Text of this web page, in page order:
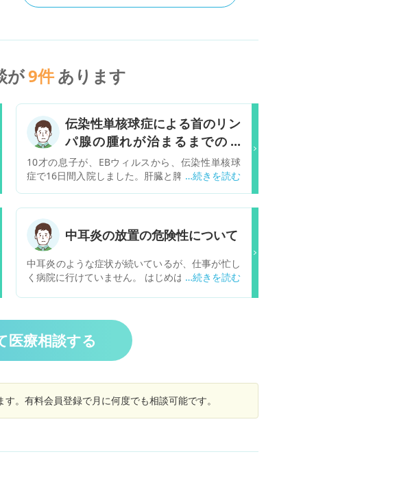
が9件あります
伝染性単核球症による首のリン
パ腺の腫れが治まるまでの時
間。
10才の息子が、EBウィルスから、伝染性単核球
症で16日間入院しました。肝臓と脾臓も腫れて、
首のリンパ腺が今も腫れており、血液検査の数値
も高いです。医師はリンパ腺はゆっくりと治まっ
ていきますので、気にしないで大丈夫と言われま
したが、そのまま、慢性化することはないのでし
ょうか？ 入院中にリンパ腺の細胞と組織の検査も
しましたが、1回目の検査でリンパ腫と良く似た
形をしているとのことで、さらに2次検査をして
中耳炎の放置の危険性について
中耳炎のような症状が続いているが、仕事が忙し
く病院に行けていません。 はじめは痛みもあった
までも良いかなと思うのですが、 ・もし中耳炎の
ようなよくある病気の場合、自然治癒するものが
普通だと思っていて良いでしょうか？もしあまり
知られてない放置による悪影響があれば教えてく
さい(その場合なんらか受診の目安となるサインが
あれば知りたいです) よろしくお願い申し上げま
医療相談する
。有料会員登録で月に何度でも相談可能です。